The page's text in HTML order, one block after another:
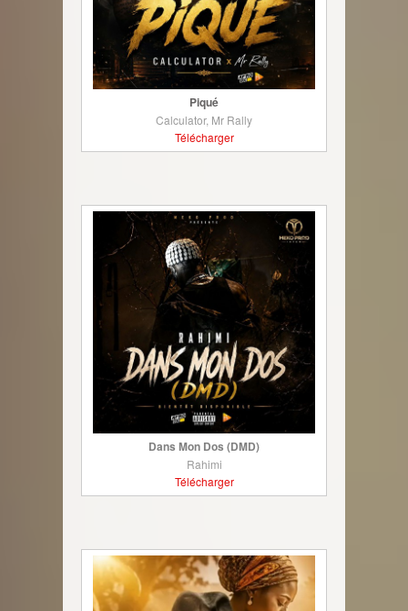
Piqué
Calculator, Mr Rally
Télécharger
Dans Mon Dos (DMD)
Rahimi
Télécharger